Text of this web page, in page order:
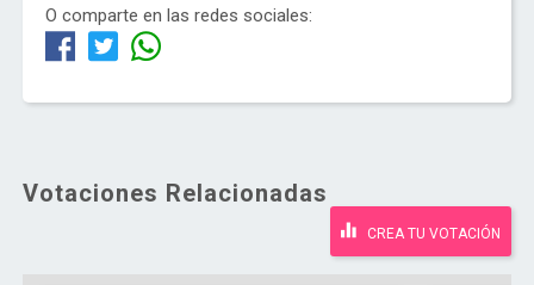
O comparte en las redes sociales:
Votaciones Relacionadas
CREA TU VOTACIÓN